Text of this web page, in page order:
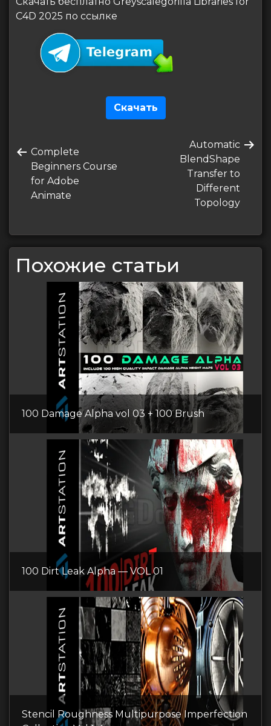
C4D 2025 по ссылке
Скачать
по
записям
Предыдущая
запись
Complete
Beginners Course
for Adobe
Animate
Следующая
запись
Automatic
BlendShape
Transfer to
Different
Topology
Похожие статьи
100 Damage Alpha vol 03 + 100 Brush
100 Dirt Leak Alpha — VOL 01
Stencil Roughness Multipurpose Imperfection